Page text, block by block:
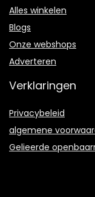
Alles winkelen
Blogs
Onze webshops
Adverteren
Verklaringen
Privacybeleid
algemene
Gelieerde